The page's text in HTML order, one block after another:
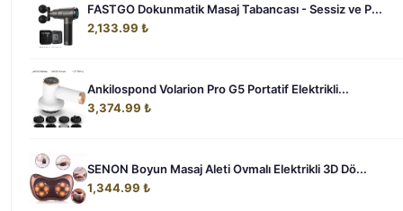
FASTGO Dokunmatik Masaj Tabancası - Sessiz ve P...
2,133.99 ₺
Ankilospond Volarion Pro G5 Portatif Elektrikli...
3,374.99 ₺
SENON Boyun Masaj Aleti Ovmalı Elektrikli 3D Dö...
1,344.99 ₺